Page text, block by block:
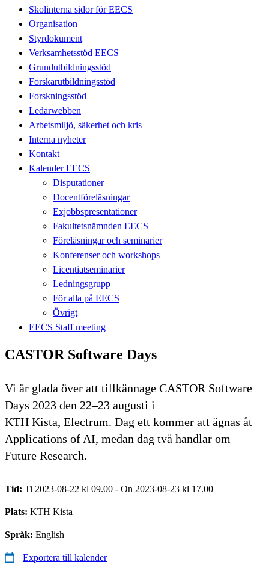
Skolinterna sidor för EECS
Organisation
Styrdokument
Verksamhetsstöd EECS
Grundutbildningsstöd
Forskarutbildningsstöd
Forskningsstöd
Ledarwebben
Arbetsmiljö, säkerhet och kris
Interna nyheter
Kontakt
Kalender EECS
Disputationer
Docentföreläsningar
Exjobbspresentationer
Fakultetsnämnden EECS
Föreläsningar och seminarier
Konferenser och workshops
Licentiatseminarier
Ledningsgrupp
För alla på EECS
Övrigt
EECS Staff meeting
CASTOR Software Days
Vi är glada över att tillkännage CASTOR Software
Days 2023 den 22–23 augusti i
KTH Kista, Electrum. Dag ett kommer att ägnas åt
Applications of AI, medan dag två handlar om
Future Research.
Tid: Ti 2023-08-22 kl 09.00 - On 2023-08-23 kl 17.00
Plats: KTH Kista
Språk: English
Exportera till kalender